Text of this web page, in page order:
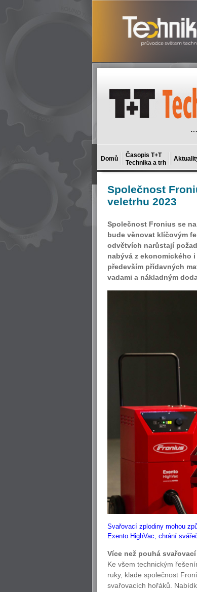
Domů
Časopis T+T
Technika a trh
Společnost
veletrhu 2023
Společnost Fronius se
bude věnovat klíčovým
odvětvích narůstají
nabývá z ekonomického
především přídavných
vadami a nákladným
Svařovací zplodiny mohou
Exento HighVac, chrání
Více než pouhá
Ke všem technickým
ruky, klade společnost
svařovacích hořáků.